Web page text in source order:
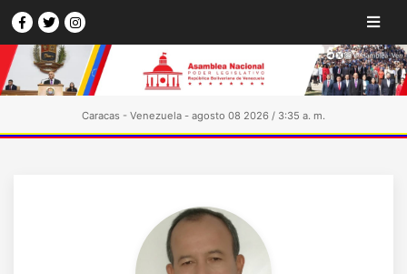
Caracas - Venezuela - agosto 08 2026 / 3:35 a. m.